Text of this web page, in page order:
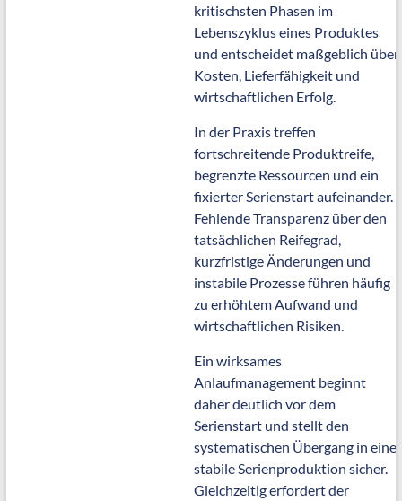
kritischsten Phasen im
Lebenszyklus eines Produktes
und entscheidet maßgeblich über
Kosten, Lieferfähigkeit und
wirtschaftlichen Erfolg.
In der Praxis treffen
fortschreitende Produktreife,
begrenzte Ressourcen und ein
fixierter Serienstart aufeinander.
Fehlende Transparenz über den
tatsächlichen Reifegrad,
kurzfristige Änderungen und
instabile Prozesse führen häufig
zu erhöhtem Aufwand und
wirtschaftlichen Risiken.
Ein wirksames
Anlaufmanagement beginnt
daher deutlich vor dem
Serienstart und stellt den
systematischen Übergang in eine
stabile Serienproduktion sicher.
Gleichzeitig erfordert der